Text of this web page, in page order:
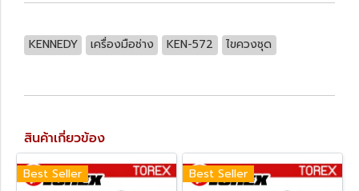
KENNEDY เครื่องมือช่าง KEN-572 ไขควงชุด
สินค้าเกี่ยวข้อง
Best Seller Best Seller